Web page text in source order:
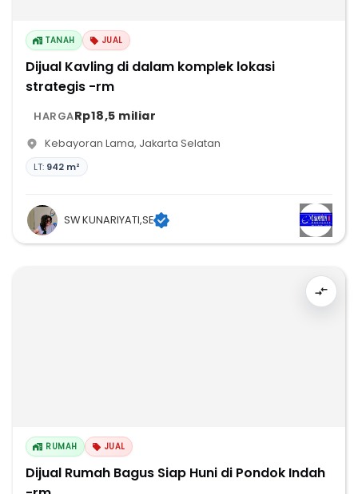
TANAH JUAL
Dijual Kavling di dalam komplek lokasi
strategis -rm
HARGARp18,5 miliar
Kebayoran Lama, Jakarta Selatan
LT: 942 m²
SW KUNARIYATI,SE
RUMAH JUAL
Dijual Rumah Bagus Siap Huni di Pondok Indah